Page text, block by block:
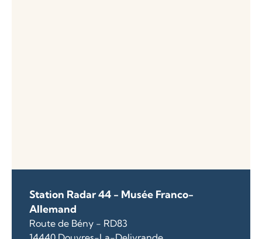
Station Radar 44 - Musée Franco-
Allemand
Route de Bény - RD83